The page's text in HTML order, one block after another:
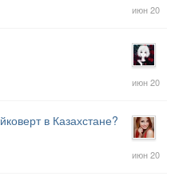
июн
июн
в Казахстане?
июн